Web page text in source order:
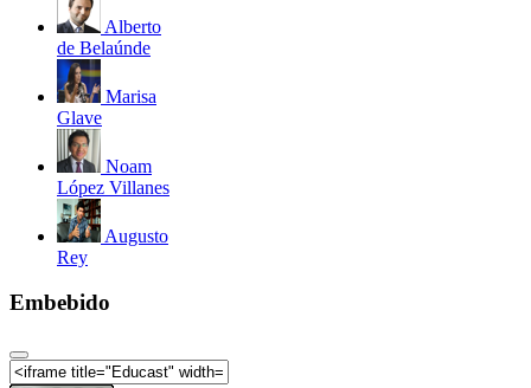
Alberto
de Belaúnde
Marisa
Glave
Noam
López Villanes
Augusto
Rey
Embebido